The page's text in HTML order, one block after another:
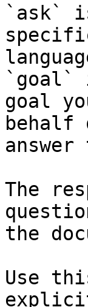
`ask`
`goal`
goal
The
the
Use